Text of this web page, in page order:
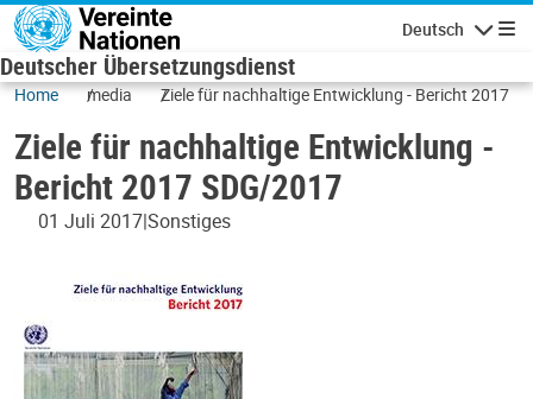
Direkt zum Inhalt
Deutsch
Deutscher Übersetzungsdienst
Home media Ziele für nachhaltige Entwicklung - Bericht 2017
Ziele für nachhaltige Entwicklung -
Bericht 2017 SDG/2017
01 Juli 2017Sonstiges